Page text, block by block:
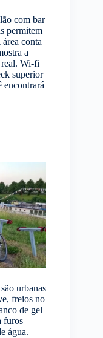
com bar
permitem
conta
a
real. Wi-fi
superior
encontrará
urbanas
freios no
de gel
furos
água.